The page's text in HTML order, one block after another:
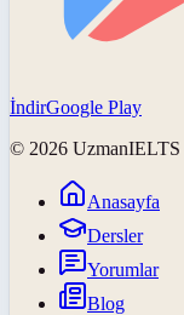
İndirGoogle Play
© 2026 UzmanIELTS
Anasayfa
Dersler
Yorumlar
Blog